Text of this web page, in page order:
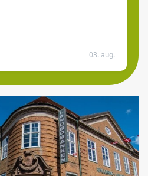
03. aug.